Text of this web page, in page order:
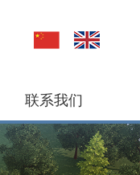
联系我们